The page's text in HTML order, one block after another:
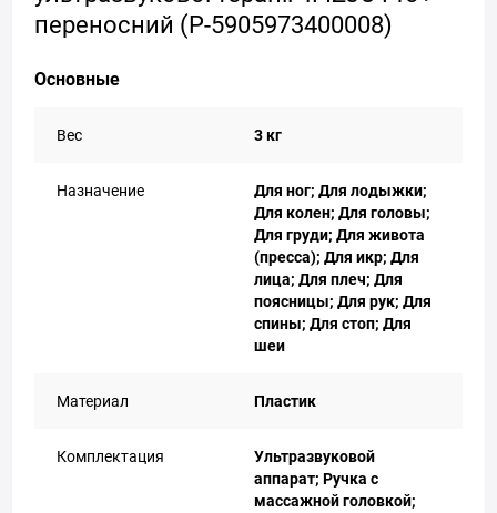
переносний (P-5905973400008)
Основные
Вес 3 кг
Назначение
Для ног; Для лодыжки;
Для колен; Для головы;
Для груди; Для живота
(пресса); Для икр; Для
лица; Для плеч; Для
поясницы; Для рук; Для
спины; Для стоп; Для
шеи
Материал Пластик
Комплектация
Ультразвуковой
аппарат; Ручка с
массажной головкой;